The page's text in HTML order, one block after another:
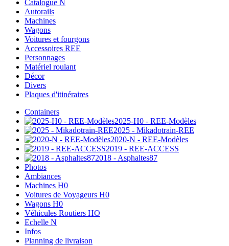
Catalogue N
Autorails
Machines
Wagons
Voitures et fourgons
Accessoires REE
Personnages
Matériel roulant
Décor
Divers
Plaques d'itinéraires
Containers
2025-H0 - REE-Modèles
2025 - Mikadotrain-REE
2020-N - REE-Modèles
2019 - REE-ACCESS
2018 - Asphaltes87
Photos
Ambiances
Machines H0
Voitures de Voyageurs H0
Wagons H0
Véhicules Routiers HO
Echelle N
Infos
Planning de livraison